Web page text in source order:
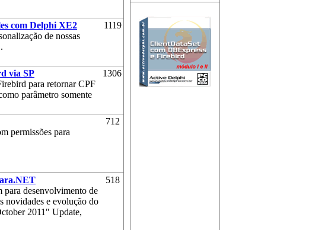
com Delphi XE2
de nossas
1119
via SP
para retornar CPF
parâmetro somente
1306
permissões para
712
desenvolvimento de
novidades e evolução do
2011″ Update,
518